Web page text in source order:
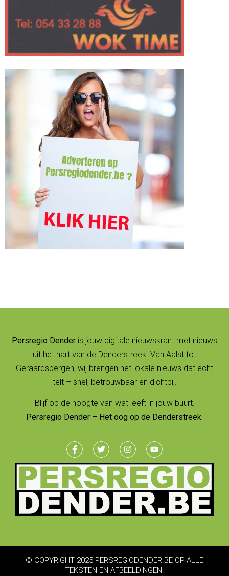
Persregio Dender is jouw digitale nieuwskrant met nieuws
uit het hart van de Denderstreek. Van Aalst tot
Geraardsbergen, wij brengen het lokale nieuws dat echt
telt – snel, betrouwbaar en dichtbij.
Blijf op de hoogte van wat leeft in jouw buurt.
Persregio Dender – Het oog op de Denderstreek.
© COPYRIGHT 2025 PERSREGIODENDER.BE OP ALLE
TEKSTEN EN AFBEELDINGEN.